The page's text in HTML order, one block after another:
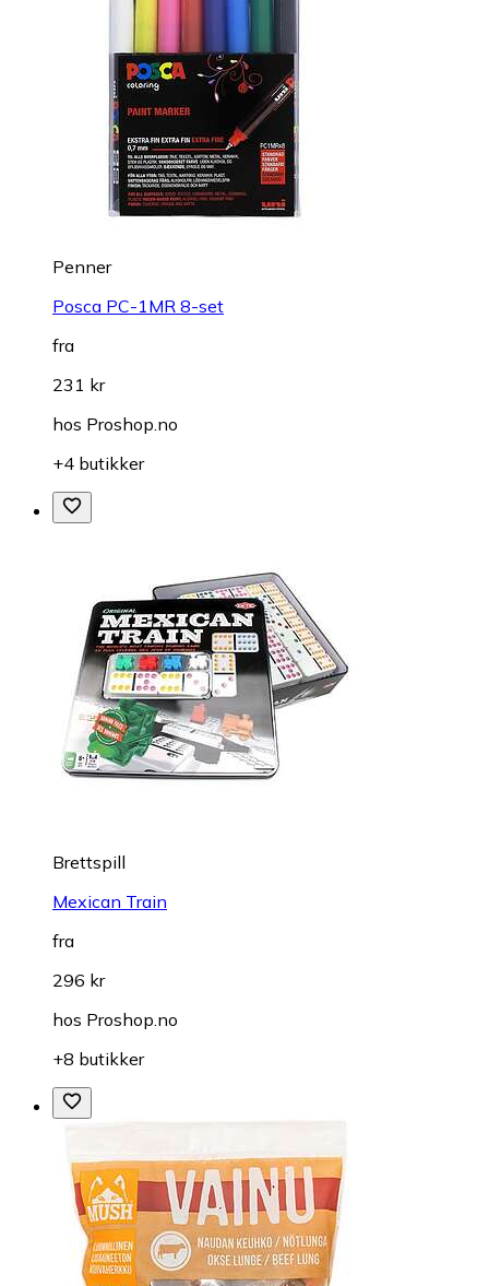
Penner
Posca PC-1MR 8-set
fra
231 kr
hos Proshop.no
+4 butikker
Brettspill
Mexican Train
fra
296 kr
hos Proshop.no
+8 butikker